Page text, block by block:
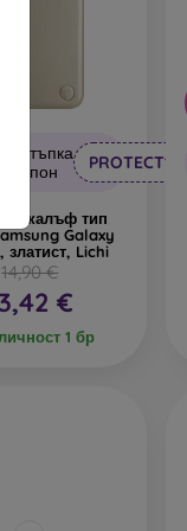
Отстъпка
с купон
PROTECT10
калъф тип
Galaxy
златист, Lichi
14,90 €
€
1 бр